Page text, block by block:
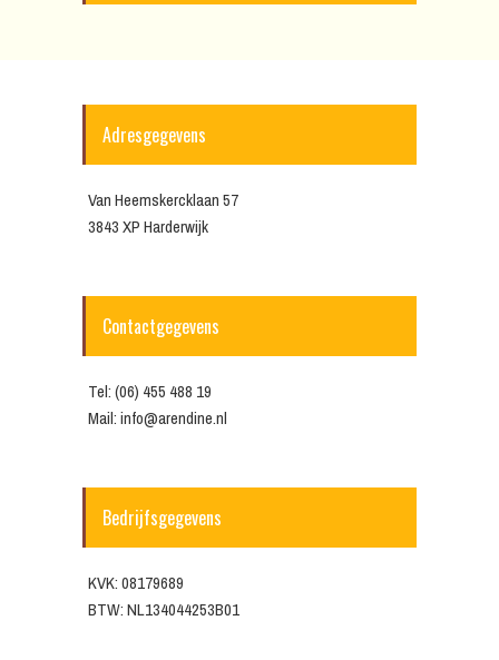
Adresgegevens
Van Heemskercklaan 57
3843 XP Harderwijk
Contactgegevens
Tel: (06) 455 488 19
Mail: info@arendine.nl
Bedrijfsgegevens
KVK: 08179689
BTW: NL134044253B01